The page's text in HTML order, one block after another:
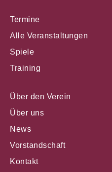
Termine
Alle Veranstaltungen
Spiele
Training
Über den Verein
Über uns
News
Vorstandschaft
Kontakt